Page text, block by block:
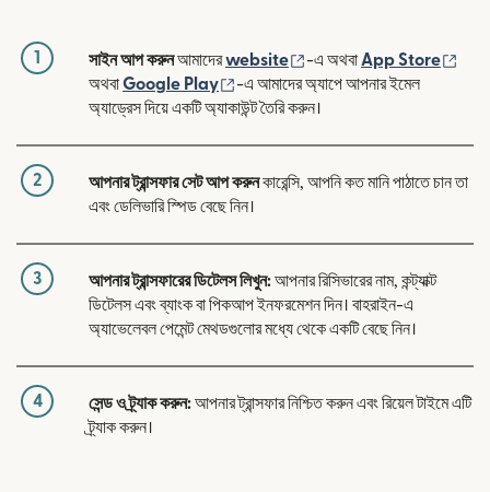
1 সাইন আপ করুনআমাদেরwebsite (নতুন উইন্ডোতে খুলবে)
-এ অথবা App Store
অথবাGoogle Play (নতুন উইন্ডোতে খুলবে)
-এ আমাদের অ্যাপে আপনার ইমেল
অ্যাড্রেস দিয়ে একটি অ্যাকাউন্ট তৈরি করুন।
2 আপনার ট্রান্সফার সেট আপ করুনকারেন্সি, আপনি কত মানি পাঠাতে চান তা
এবং ডেলিভারি স্পিড বেছে নিন।
3 আপনার ট্রান্সফারের ডিটেলস লিখুন:আপনার রিসিভারের নাম, কন্ট্যাক্ট
ডিটেলস এবং ব্যাংক বা পিকআপ ইনফরমেশন দিন। বাহরাইন-এ
অ্যাভেলেবল পেমেন্ট মেথডগুলোর মধ্যে থেকে একটি বেছে নিন।
4 সেন্ড ও ট্র্যাক করুন:আপনার ট্রান্সফার নিশ্চিত করুন এবং রিয়েল টাইমে এটি
ট্র্যাক করুন।